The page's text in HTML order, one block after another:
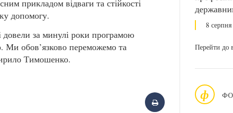
8
Перейти до
ф
прикладом відваги та стійкості
допомогу.
за минулі роки програмою
Ми обов’язково переможемо та
Тимошенко.